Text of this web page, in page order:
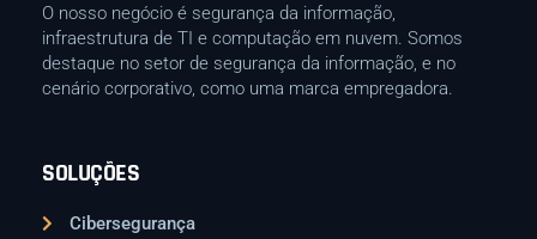
O nosso negócio é segurança da informação,
infraestrutura de TI e computação em nuvem. Somos
destaque no setor de segurança da informação, e no
cenário corporativo, como uma marca empregadora.
SOLUÇÕES
Cibersegurança